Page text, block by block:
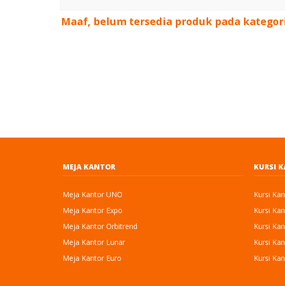
Maaf, belum tersedia produk pada
MEJA KANTOR
Meja Kantor UNO
Meja Kantor Expo
Meja Kantor Orbitrend
Meja Kantor Lunar
Meja Kantor Euro
KURSI
Kursi
Kursi
Kursi
Kursi
Kursi